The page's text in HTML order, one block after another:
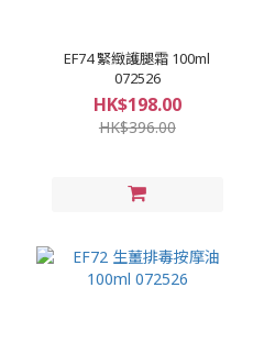
EF74 緊緻護腿霜 100ml
072526
HK$198.00
HK$396.00